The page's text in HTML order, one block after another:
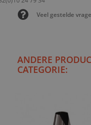
Veel gestelde
ANDERE
CATEGORIE: